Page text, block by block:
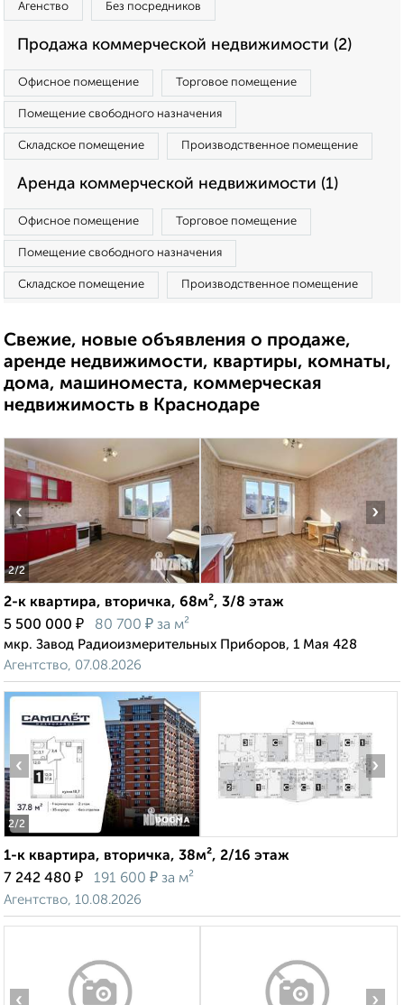
Агенство Без посредников
Продажа коммерческой недвижимости (2)
Офисное помещение Торговое помещение
Помещение свободного назначения
Складское помещение Производственное помещение
Аренда коммерческой недвижимости (1)
Офисное помещение Торговое помещение
Помещение свободного назначения
Складское помещение Производственное помещение
Свежие, новые объявления о продаже,
аренде недвижимости, квартиры, комнаты,
дома, машиноместа, коммерческая
недвижимость в Краснодаре
2/2
‹ ›
2-к квартира, вторичка, 68м², 3/8 этаж
5 500 000 ₽ 80 700 ₽ за м²
мкр. Завод Радиоизмерительных Приборов, 1 Мая 428
Агентство, 07.08.2026
2/2
‹ ›
1-к квартира, вторичка, 38м², 2/16 этаж
7 242 480 ₽ 191 600 ₽ за м²
Агентство, 10.08.2026
‹ ›